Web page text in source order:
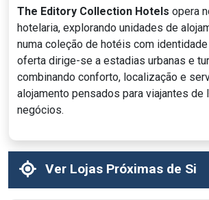
The Editory Collection Hotels opera
hotelaria, explorando unidades de
numa coleção de hotéis com
oferta dirige-se a estadias urbanas e
combinando conforto, localização e
alojamento pensados para viajantes de
negócios.
Ver Lojas Próximas de Si